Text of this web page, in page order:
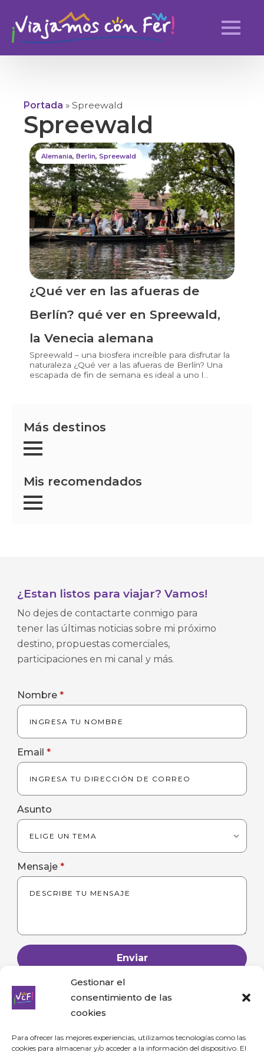
Gestionar el
consentimiento de las
cookies
Para ofrecer las mejores experiencias, utilizamos tecnologías como las
cookies para almacenar y/o acceder a la información del dispositivo. El
Portada » Spreewald
Spreewald
Alemania, Berlin, Spreewald
¿Qué ver en las afueras de
Berlín? qué ver en Spreewald,
la Venecia alemana
Spreewald – una biosfera increíble para disfrutar la
naturaleza ¿Qué ver a las afueras de Berlín? Una
escapada de fin de semana es ideal a uno l...
Más destinos
Mis recomendados
¿Estan listos para viajar? Vamos!
No dejes de contactarte conmigo para
tener las últimas noticias sobre mi próximo
destino, propuestas comerciales,
participaciones en mi canal y más.
Nombre *
Email *
Asunto
Mensaje *
Enviar